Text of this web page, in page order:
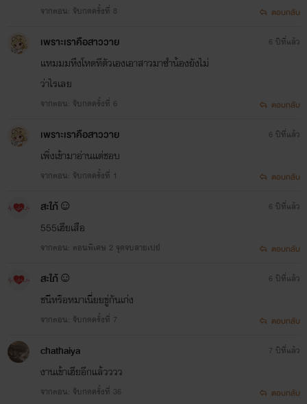
จากตอน: จับกดครั้งที่ 8 ตอบกลับ
เพราะเราคือสาววาย
แหมมมหึงโหดทีตัวเองเอาสาวมาซําน้องยังไม่
ว่าไรเลย
จากตอน: จับกดครั้งที่ 6
6 ปีที่แล้ว
ตอบกลับ
เพราะเราคือสาววาย
เพิ่งเข้ามาอ่านแต่ชอบ
จากตอน: จับกดครั้งที่ 1
6 ปีที่แล้ว
ตอบกลับ
สะใภ้☺
555เฮียเสือ
จากตอน: ตอนพิเศษ 2 จุดจบสายเปย์
6 ปีที่แล้ว
ตอบกลับ
สะใภ้☺
ชนีหรือหมาเนี่ยยขู่กันเก่ง
จากตอน: จับกดครั้งที่ 7
6 ปีที่แล้ว
ตอบกลับ
chathaiya
งานเข้าเฮียอีกแล้วววว
จากตอน: จับกดครั้งที่ 36
7 ปีที่แล้ว
ตอบกลับ